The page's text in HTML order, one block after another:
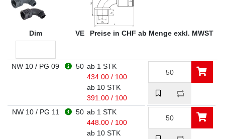
Dim VE Preise in CHF ab Menge exkl. MWST
NW 10 / PG 09 50 ab 1 STK
434.00 / 100
ab 10 STK
391.00 / 100
NW 10 / PG 11
50 ab 1 STK
448.00 / 100
ab 10 STK